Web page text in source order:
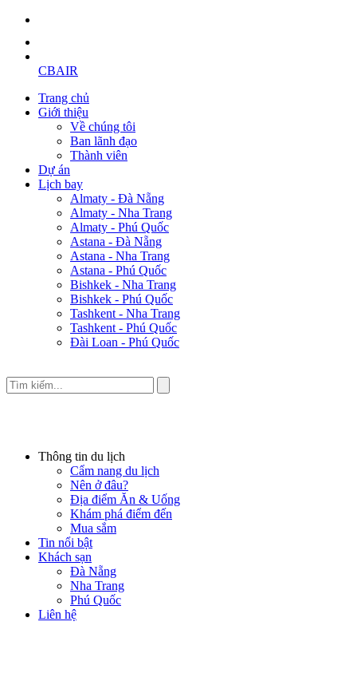
CBAIR
Trang chủ
Giới thiệu
Về chúng tôi
Ban lãnh đạo
Thành viên
Dự án
Lịch bay
Almaty - Đà Nẵng
Almaty - Nha Trang
Almaty - Phú Quốc
Astana - Đà Nẵng
Astana - Nha Trang
Astana - Phú Quốc
Bishkek - Nha Trang
Bishkek - Phú Quốc
Tashkent - Nha Trang
Tashkent - Phú Quốc
Đài Loan - Phú Quốc
Thông tin du lịch
Cẩm nang du lịch
Nên ở đâu?
Địa điểm Ăn & Uống
Khám phá điểm đến
Mua sắm
Tin nổi bật
Khách sạn
Đà Nẵng
Nha Trang
Phú Quốc
Liên hệ